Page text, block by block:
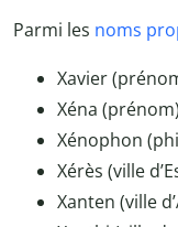
Parmi les noms
Xavier
Xéna
Xénophon
Xérès (ville
Xanten (ville